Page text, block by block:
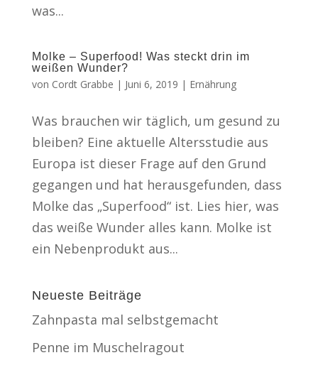
was...
Molke – Superfood! Was steckt drin im
weißen Wunder?
von Cordt Grabbe | Juni 6, 2019 | Ernährung
Was brauchen wir täglich, um gesund zu
bleiben? Eine aktuelle Altersstudie aus
Europa ist dieser Frage auf den Grund
gegangen und hat herausgefunden, dass
Molke das „Superfood“ ist. Lies hier, was
das weiße Wunder alles kann. Molke ist
ein Nebenprodukt aus...
Neueste Beiträge
Zahnpasta mal selbstgemacht
Penne im Muschelragout